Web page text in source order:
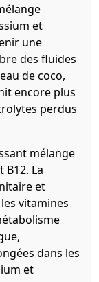
et
une
des fluides
de coco,
encore plus
perdus
mélange
B12. La
et
vitamines
dans les
et